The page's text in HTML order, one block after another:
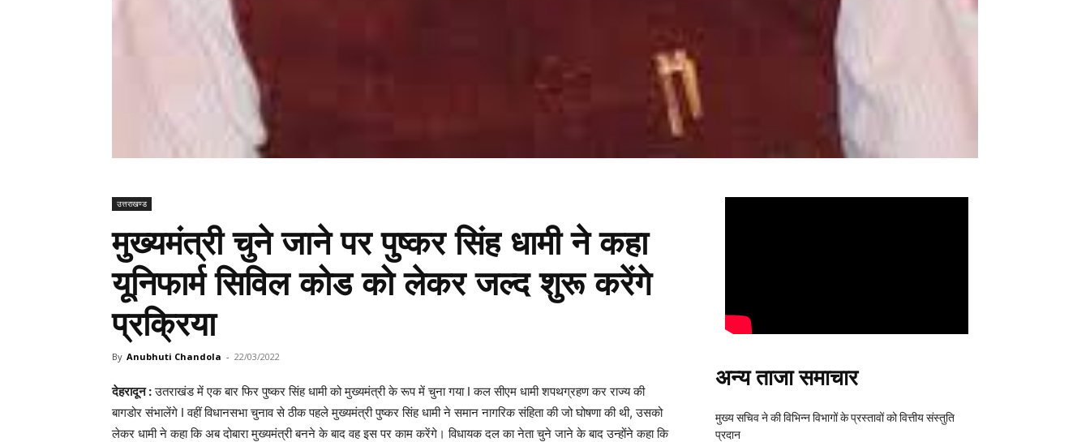
उत्तराखण्ड
मुख्यमंत्री चुने जाने पर पुष्कर सिंह धामी ने कहा
यूनिफार्म सिविल कोड को लेकर जल्द शुरू करेंगे
प्रक्रिया
By Anubhuti Chandola - 22/03/2022
देहरादून :उतराखंड में एक बार फिर पुष्कर सिंह धामी को मुख्यमंत्री के रूप में चुना गया I कल सीएम धामी शपथग्रहण कर राज्य की
बागडोर संभालेंगे I वहीं विधानसभा चुनाव से ठीक पहले मुख्यमंत्री पुष्कर सिंह धामी ने समान नागरिक संहिता की जो घोषणा की थी, उसको
लेकर धामी ने कहा कि अब दोबारा मुख्यमंत्री बनने के बाद वह इस पर काम करेंगे। विधायक दल का नेता चुने जाने के बाद उन्होंने कहा कि
अन्य ताजा समाचार
मुख्य सचिव ने की विभिन्न विभागों के प्रस्तावों को वित्तीय संस्तुति
प्रदान